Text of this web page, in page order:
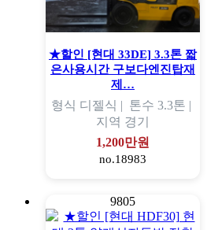
★할인 [현대 33DE] 3.3톤 짧
은사용시간 구보다엔진탑재
제…
형식 디젤식 | 톤수 3.3톤 |
지역 경기
1,200만원
no.18983
9805